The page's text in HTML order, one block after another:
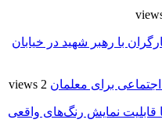
با رهبر شهید در خیابان
برای معلمان 2 views
قابلیت نمایش رنگ‌های واقعی